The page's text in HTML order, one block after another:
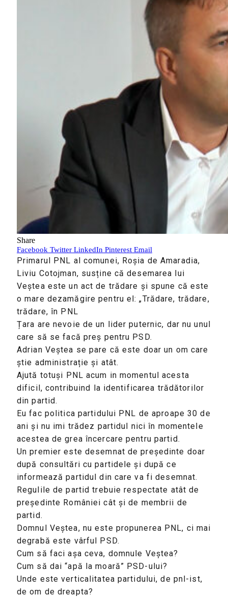
Share
Facebook Twitter LinkedIn Pinterest Email
Primarul PNL al comunei, Roșia de Amaradia,
Liviu Cotojman, susține că desemarea lui
Veștea este un act de trădare și spune că este
o mare dezamăgire pentru el: „Trădare, trădare,
trădare, în PNL
Țara are nevoie de un lider puternic, dar nu unul
care să se facă preș pentru PSD.
Adrian Veștea se pare că este doar un om care
știe administrație și atât.
Ajută totuși PNL acum in momentul acesta
dificil, contribuind la identificarea trădătorilor
din partid.
Eu fac politica partidului PNL de aproape 30 de
ani și nu imi trădez partidul nici în momentele
acestea de grea încercare pentru partid.
Un premier este desemnat de președinte doar
după consultări cu partidele și după ce
informează partidul din care va fi desemnat.
Regulile de partid trebuie respectate atât de
președinte României cât și de membrii de
partid.
Domnul Veștea, nu este propunerea PNL, ci mai
degrabă este vârful PSD.
Cum să faci așa ceva, domnule Veștea?
Cum să dai “apă la moară” PSD-ului?
Unde este verticalitatea partidului, de pnl-ist,
de om de dreapta?